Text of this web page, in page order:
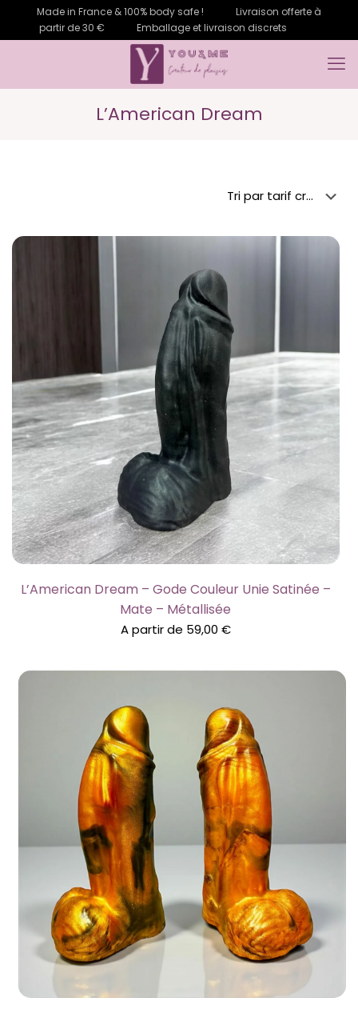
Made in France & 100% body safe !
Livraison offerte à
partir de 30 €
Emballage et livraison discrets
L’American Dream
L’American Dream – Gode Couleur Unie Satinée –
Mate – Métallisée
A partir de 59,00 €